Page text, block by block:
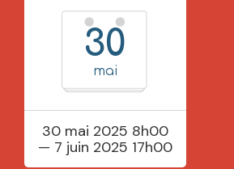
30
mai
30 mai 2025 8h00
— 7 juin 2025 17h00